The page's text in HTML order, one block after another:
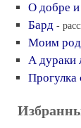
О добре и
Бард -
Моим
А дураки
Прогулка